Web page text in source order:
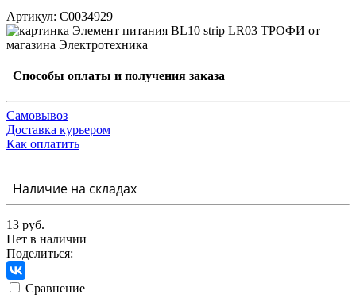
Артикул: С0034929
Способы оплаты и получения заказа
Самовывоз
Доставка курьером
Как оплатить
Наличие на складах
13 руб.
Нет в наличии
Поделиться:
Сравнение